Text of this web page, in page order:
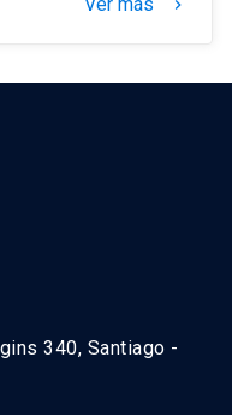
Ver más keyboard_arrow_right
340, Santiago -